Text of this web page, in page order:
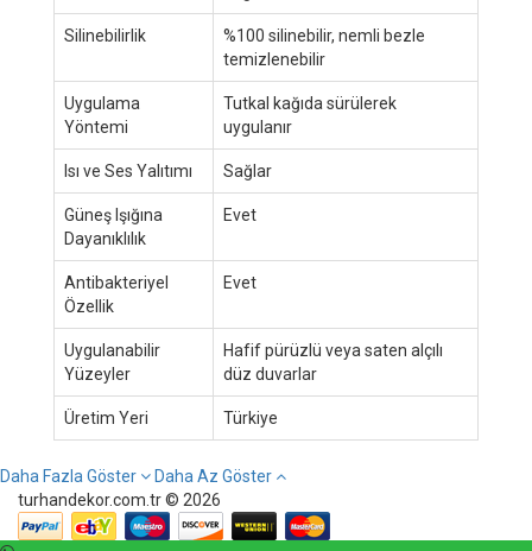
Silinebilirlik
%100 silinebilir, nemli bezle
temizlenebilir
Uygulama
Yöntemi
Tutkal kağıda sürülerek
uygulanır
Isı ve Ses Yalıtımı Sağlar
Güneş Işığına
Dayanıklılık
Evet
Antibakteriyel
Özellik
Evet
Uygulanabilir
Yüzeyler
Hafif pürüzlü veya saten alçılı
düz duvarlar
Üretim Yeri Türkiye
Daha Fazla Göster
Daha Az Göster
turhandekor.com.tr © 2026